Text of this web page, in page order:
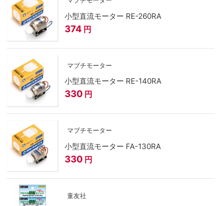
小型直流モーター RE-260RA
374 円
マブチモーター
小型直流モーター RE-140RA
330 円
マブチモーター
小型直流モーター FA-130RA
330 円
童友社